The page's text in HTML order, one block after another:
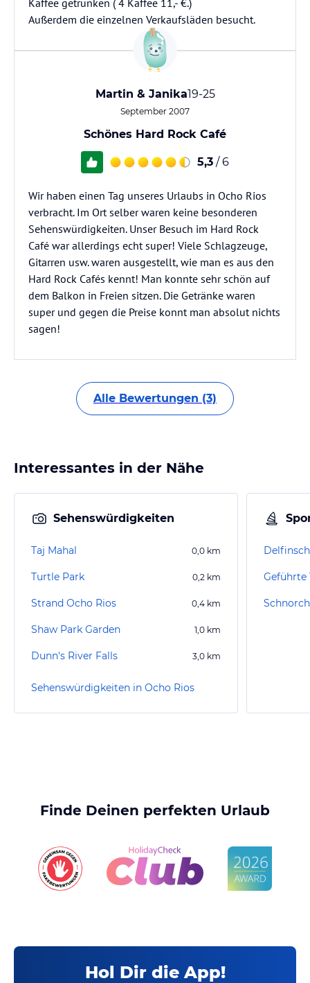
Kaffee getrunken ( 4 Kaffee 11,- €.)
Außerdem die einzelnen Verkaufsläden besucht.
Martin & Janika19-25
September 2007
Schönes Hard Rock Café
5,3 / 6
Wir haben einen Tag unseres Urlaubs in Ocho Rios
verbracht. Im Ort selber waren keine besonderen
Sehenswürdigkeiten. Unser Besuch im Hard Rock
Café war allerdings echt super! Viele Schlagzeuge,
Gitarren usw. waren ausgestellt, wie man es aus den
Hard Rock Cafés kennt! Man konnte sehr schön auf
dem Balkon in Freien sitzen. Die Getränke waren
super und gegen die Preise konnt man absolut nichts
sagen!
Alle Bewertungen (3)
Interessantes in der Nähe
Sehenswürdigkeiten
Taj Mahal 0,0 km
Turtle Park 0,2 km
Strand Ocho Rios 0,4 km
Shaw Park Garden 1,0 km
Dunn's River Falls 3,0 km
Sehenswürdigkeiten in Ocho Rios
Finde Deinen perfekten Urlaub
Hol Dir die App!